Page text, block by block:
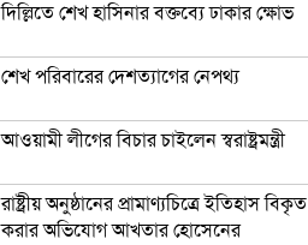
দিল্লিতে শেখ হাসিনার বক্তব্যে ঢাকার ক্ষোভ
শেখ পরিবারের দেশত্যাগের নেপথ্য
আওয়ামী লীগের বিচার চাইলেন স্বরাষ্ট্রমন্ত্রী
রাষ্ট্রীয় অনুষ্ঠানের প্রামাণ্যচিত্রে ইতিহাস বিকৃত
করার অভিযোগ আখতার হোসেনের